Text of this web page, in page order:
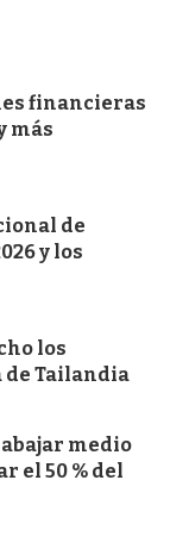
financieras
más
de
y los
los
de Tailandia
medio
el 50 % del